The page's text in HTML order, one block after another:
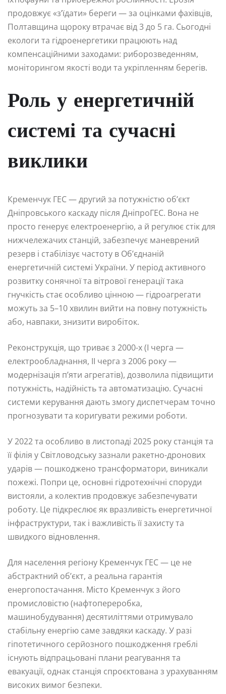
продовжує «з’їдати» береги — за оцінками фахівців,
Полтавщина щороку втрачає від 3 до 5 га. Сьогодні
екологи та гідроенергетики працюють над
компенсаційними заходами: риборозведенням,
моніторингом якості води та укріпленням берегів.
Роль у енергетичній
системі та сучасні
виклики
Кременчук ГЕС — другий за потужністю об’єкт
Дніпровського каскаду після ДніпроГЕС. Вона не
просто генерує електроенергію, а й регулює стік для
нижчележачих станцій, забезпечує маневрений
резерв і стабілізує частоту в Об’єднаній
енергетичній системі України. У період активного
розвитку сонячної та вітрової генерації така
гнучкість стає особливо цінною — гідроагрегати
можуть за 5–10 хвилин вийти на повну потужність
або, навпаки, знизити виробіток.
Реконструкція, що триває з 2000-х (І черга —
електрообладнання, ІІ черга з 2006 року —
модернізація п’яти агрегатів), дозволила підвищити
потужність, надійність та автоматизацію. Сучасні
системи керування дають змогу диспетчерам точно
прогнозувати та коригувати режими роботи.
У 2022 та особливо в листопаді 2025 року станція та
її філія у Світловодську зазнали ракетно-дронових
ударів — пошкоджено трансформатори, виникали
пожежі. Попри це, основні гідротехнічні споруди
вистояли, а колектив продовжує забезпечувати
роботу. Це підкреслює як вразливість енергетичної
інфраструктури, так і важливість її захисту та
швидкого відновлення.
Для населення регіону Кременчук ГЕС — це не
абстрактний об’єкт, а реальна гарантія
енергопостачання. Місто Кременчук з його
промисловістю (нафтопереробка,
машинобудування) десятиліттями отримувало
стабільну енергію саме завдяки каскаду. У разі
гіпотетичного серйозного пошкодження греблі
існують відпрацьовані плани реагування та
евакуації, однак станція спроєктована з урахуванням
високих вимог безпеки.